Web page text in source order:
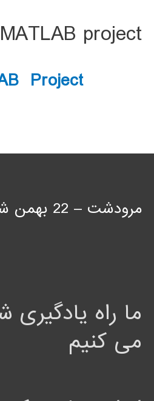
MATLAB project
Project
مرودشت – 22 بهمن شمالی
ما راه یادگیری
می کنیم